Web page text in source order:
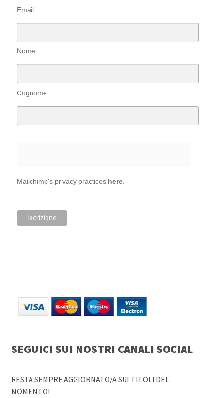
Email
Nome
Cognome
Mailchimp's privacy practices here.
SEGUICI SUI NOSTRI CANALI SOCIAL
RESTA SEMPRE AGGIORNATO/A SUI TITOLI DEL
MOMENTO!